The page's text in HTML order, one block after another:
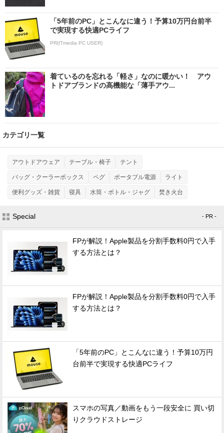
「5年前のPC」とこんなに違う！予算10万円台前半
で実現する快適PCライフ
PR(ITmedia PC USER)
着ているのを忘れる「軽さ」なのに暖かい！ アウ
トドアブランドの高機能な「薄手アウ...
カテゴリ一覧
アウトドアウェア テーブル・椅子 テント
バッグ・クーラーボックス ペグ ポータブル電源 ライト
便利グッズ・雑貨 寝具 水筒・ボトル・ジャグ 焚き火台
Special - PR -
FPが解説！Apple製品を分割手数料0円で入手
する方法とは？
FPが解説！Apple製品を分割手数料0円で入手
する方法とは？
「5年前のPC」とこんなに違う！予算10万円
台前半で実現する快適PCライフ
スマホの写真／動画をもう一段安全に 買い切
りクラウドストレージ